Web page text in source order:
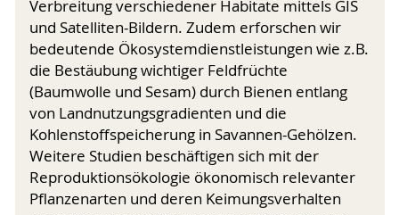
Verbreitung verschiedener Habitate mittels GIS
und Satelliten-Bildern. Zudem erforschen wir
bedeutende Ökosystemdienstleistungen wie z.B.
die Bestäubung wichtiger Feldfrüchte
(Baumwolle und Sesam) durch Bienen entlang
von Landnutzungsgradienten und die
Kohlenstoffspeicherung in Savannen-Gehölzen.
Weitere Studien beschäftigen sich mit der
Reproduktionsökologie ökonomisch relevanter
Pflanzenarten und deren Keimungsverhalten